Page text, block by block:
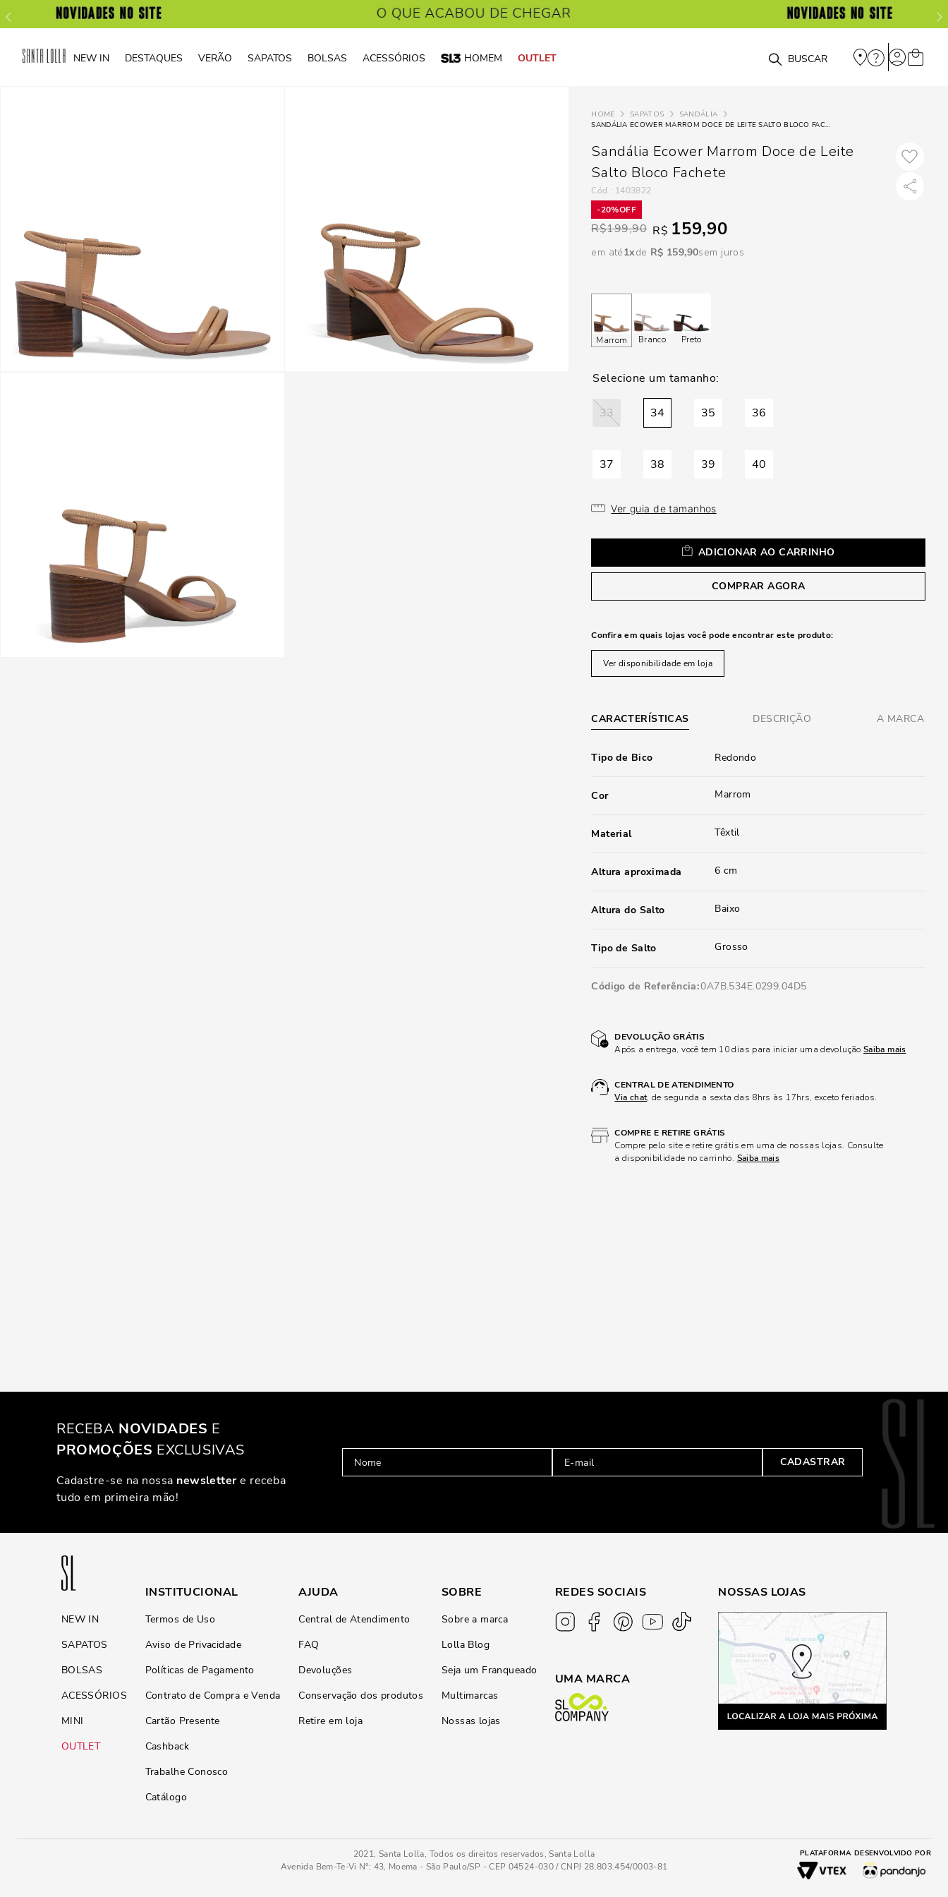
NEW IN DESTAQUES VERÃO SAPATOS BOLSAS ACESSÓRIOS HOMEM OUTLET O que você está procurando?
SAPATOS
SANDÁLIA
SANDÁLIA ECOWER MARROM DOCE DE LEITE SALTO BLOCO FACHETE
Sandália Ecower Marrom Doce de Leite
Salto Bloco Fachete
: 1403822
20%
R$199,90 R$ 159,90
em até1 R$ 159,90sem juros
Marrom Branco Preto
33 34 35 36
37 38 39 40
Ver guia de tamanhos
ADICIONAR AO CARRINHO
COMPRAR AGORA
Confira em quais lojas você pode encontrar este produto:
Ver disponibilidade em loja
CARACTERÍSTICAS DESCRIÇÃO A MARCA
Tipo de Bico Redondo
Cor Marrom
Material Têxtil
Altura aproximada 6 cm
Altura do Salto Baixo
Tipo de Salto Grosso
Código de Referência 0A7B.534E.0299.04D5
DEVOLUÇÃO GRÁTIS
Após a entrega, você tem 10 dias para iniciar uma devolução Saiba mais
CENTRAL DE ATENDIMENTO
Via chat, de segunda a sexta das 8hrs às 17hrs, exceto feriados.
COMPRE E RETIRE GRÁTIS
Compre pelo site e retire grátis em uma de nossas lojas. Consulte
a disponibilidade no carrinho. Saiba mais
RECEBA NOVIDADES E
PROMOÇÕES EXCLUSIVAS
Cadastre-se na nossa newslettere receba
tudo em primeira mão!
CADASTRAR
NEW IN
SAPATOS
BOLSAS
ACESSÓRIOS
MINI
OUTLET
INSTITUCIONAL
Termos de Uso
Aviso de Privacidade
Políticas de Pagamento
Contrato de Compra e Venda
Cartão Presente
Cashback
Trabalhe Conosco
Catálogo
AJUDA
Central de Atendimento
FAQ
Devoluções
Conservação dos produtos
Retire em loja
SOBRE
Sobre a marca
Lolla Blog
Seja um Franqueado
Multimarcas
Nossas lojas
REDES SOCIAIS
UMA MARCA
NOSSAS LOJAS
2021, Santa Lolla, Todos os direitos reservados, Santa Lolla
Avenida Bem-Te-Vi N°: 43, Moema - São Paulo/SP - CEP 04524-030 / CNPJ 28.803.454/0003-81
PLATAFORMA DESENVOLVIDO POR